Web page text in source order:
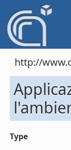
http://
Type